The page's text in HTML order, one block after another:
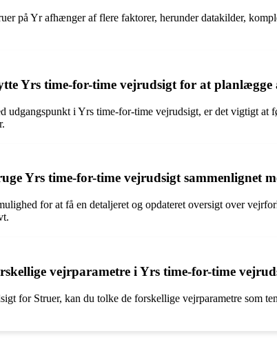
på Yr afhænger af flere faktorer, herunder datakilder,
Yrs time-for-time vejrudsigt for at
udgangspunkt i Yrs time-for-time vejrudsigt, er det vigtigt
Yrs time-for-time vejrudsigt sammenlignet
for at få en detaljeret og opdateret oversigt over
vejrparametre i Yrs time-for-time
for Struer, kan du tolke de forskellige vejrparametre som